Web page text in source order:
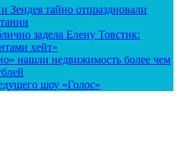
Зендея тайно отпраздновали
задела Елену Товстик:
хейт»
нашли недвижимость более чем
шоу «Голос»